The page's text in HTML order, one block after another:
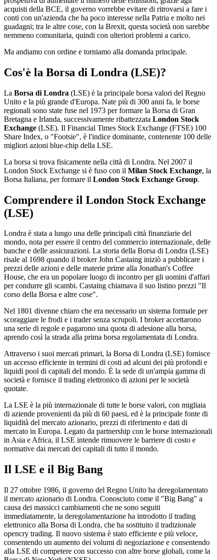
acquisti della BCE, il governo vorrebbe evitare di ritrovarsi a fare i
conti con un'azienda che ha poco interesse nella Patria e molto nei
guadagni; tra le altre cose, con la Brexit, questa società non sarebbe
nemmeno comunitaria, quindi con ulteriori problemi a carico.
Ma andiamo con ordine e torniamo alla domanda principale.
Cos'è la Borsa di Londra (LSE)?
La Borsa di Londra (LSE) è la principale borsa valori del Regno
Unito e la più grande d'Europa. Nate più di 300 anni fa, le borse
regionali sono state fuse nel 1973 per formare la Borsa di Gran
Bretagna e Irlanda, successivamente ribattezzata London Stock
Exchange (LSE). Il Financial Times Stock Exchange (FTSE) 100
Share Index, o "Footsie", è l'indice dominante, contenente 100 delle
migliori azioni blue-chip della LSE.
La borsa si trova fisicamente nella città di Londra. Nel 2007 il
London Stock Exchange si è fuso con il Milan Stock Exchange, la
Borsa Italiana, per formare il London Stock Exchange Group.
Comprendere il London Stock Exchange
(LSE)
Londra è stata a lungo una delle principali città finanziarie del
mondo, nota per essere il centro del commercio internazionale, delle
banche e delle assicurazioni. La storia della Borsa di Londra (LSE)
risale al 1698 quando il broker John Castaing iniziò a pubblicare i
prezzi delle azioni e delle materie prime alla Jonathan's Coffee
House, che era un popolare luogo di incontro per gli uomini d'affari
per condurre gli scambi. Castaing chiamava il suo listino prezzi "Il
corso della Borsa e altre cose".
Nel 1801 divenne chiaro che era necessario un sistema formale per
scoraggiare le frodi e i trader senza scrupoli. I broker accettarono
una serie di regole e pagarono una quota di adesione alla borsa,
aprendo così la strada alla prima borsa regolamentata di Londra.
Attraverso i suoi mercati primari, la Borsa di Londra (LSE) fornisce
un accesso efficiente in termini di costi ad alcuni dei più profondi e
liquidi pool di capitali del mondo. È la sede di un'ampia gamma di
società e fornisce il trading elettronico di azioni per le società
quotate.
La LSE è la più internazionale di tutte le borse valori, con migliaia
di aziende provenienti da più di 60 paesi, ed è la principale fonte di
liquidità del mercato azionario, prezzi di riferimento e dati di
mercato in Europa. Legato da partnership con le borse internazionali
in Asia e Africa, il LSE intende rimuovere le barriere di costo e
normative dai mercati dei capitali di tutto il mondo.
Il LSE e il Big Bang
Il 27 ottobre 1986, il governo del Regno Unito ha deregolamentato
il mercato azionario di Londra. Conosciuto come il "Big Bang" a
causa dei massicci cambiamenti che ne sono seguiti
immediatamente, la deregolamentazione ha introdotto il trading
elettronico alla Borsa di Londra, che ha sostituito il tradizionale
opencry trading. Il nuovo sistema è stato efficiente e più veloce,
consentendo un aumento dei volumi di negoziazione e consentendo
alla LSE di competere con successo con altre borse globali, come la